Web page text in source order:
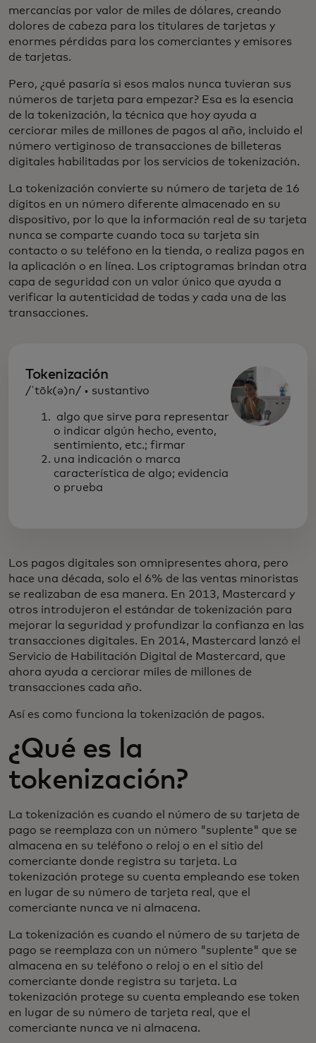
mercancías por valor de miles de dólares, creando
dolores de cabeza para los titulares de tarjetas y
enormes pérdidas para los comerciantes y emisores
de tarjetas.
Pero, ¿qué pasaría si esos malos nunca tuvieran sus
números de tarjeta para empezar? Esa es la esencia
de la tokenización, la técnica que hoy ayuda a
cerciorar miles de millones de pagos al año, incluido el
número vertiginoso de transacciones de billeteras
digitales habilitadas por los servicios de tokenización.
La tokenización convierte su número de tarjeta de 16
dígitos en un número diferente almacenado en su
dispositivo, por lo que la información real de su tarjeta
nunca se comparte cuando toca su tarjeta sin
contacto o su teléfono en la tienda, o realiza pagos en
la aplicación o en línea. Los criptogramas brindan otra
capa de seguridad con un valor único que ayuda a
verificar la autenticidad de todas y cada una de las
transacciones.
Tokenización
/ˈtōk(ə)n/ • sustantivo
algo que sirve para representar
o indicar algún hecho, evento,
sentimiento, etc.; firmar
una indicación o marca
característica de algo; evidencia
o prueba
Los pagos digitales son omnipresentes ahora, pero
hace una década, solo el 6% de las ventas minoristas
se realizaban de esa manera. En 2013, Mastercard y
otros introdujeron el estándar de tokenización para
mejorar la seguridad y profundizar la confianza en las
transacciones digitales. En 2014, Mastercard lanzó el
Servicio de Habilitación Digital de Mastercard, que
ahora ayuda a cerciorar miles de millones de
transacciones cada año.
Así es como funciona la tokenización de pagos.
¿Qué es la
tokenización?
La tokenización es cuando el número de su tarjeta de
pago se reemplaza con un número "suplente" que se
almacena en su teléfono o reloj o en el sitio del
comerciante donde registra su tarjeta. La
tokenización protege su cuenta empleando ese token
en lugar de su número de tarjeta real, que el
comerciante nunca ve ni almacena.
La tokenización es cuando el número de su tarjeta de
pago se reemplaza con un número "suplente" que se
almacena en su teléfono o reloj o en el sitio del
comerciante donde registra su tarjeta. La
tokenización protege su cuenta empleando ese token
en lugar de su número de tarjeta real, que el
comerciante nunca ve ni almacena.